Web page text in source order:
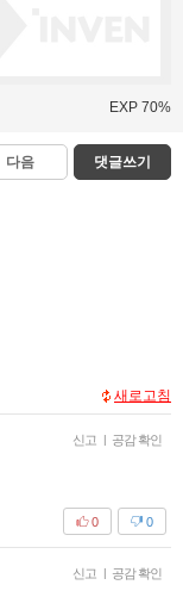
EXP 70%
다음 댓글쓰기
새로고침
신고 | 공감 확인
0
0
신고 | 공감 확인